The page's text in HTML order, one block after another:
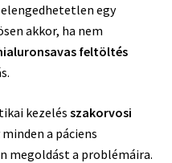
egy
akkor, ha nem
feltöltés
kezelés szakorvosi
a páciens
megoldást a problémáira.